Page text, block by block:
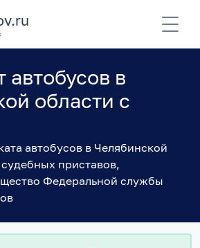
автобусов в
области с
автобусов в Челябинской
приставов,
Федеральной службы